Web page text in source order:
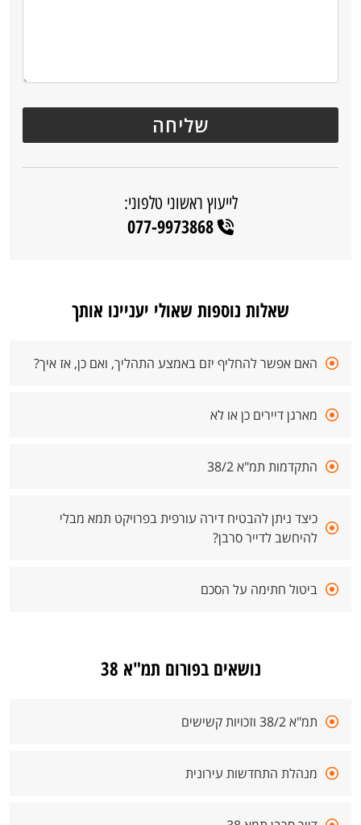
לייעוץ ראשוני טלפוני:
077-9973868
שאלות נוספות שאולי יעניינו אותך
האם אפשר להחליף יזם באמצע התהליך, ואם כן, אז איך?
מארגן דיירים כן או לא
התקדמות תמ"א 38/2
כיצד ניתן להבטיח דירה עורפית בפרויקט תמא מבלי
להיחשב לדייר סרבן?
ביטול חתימה על הסכם
נושאים בפורום תמ"א 38
תמ"א 38/2 וזכויות קשישים
מנהלת התחדשות עירונית